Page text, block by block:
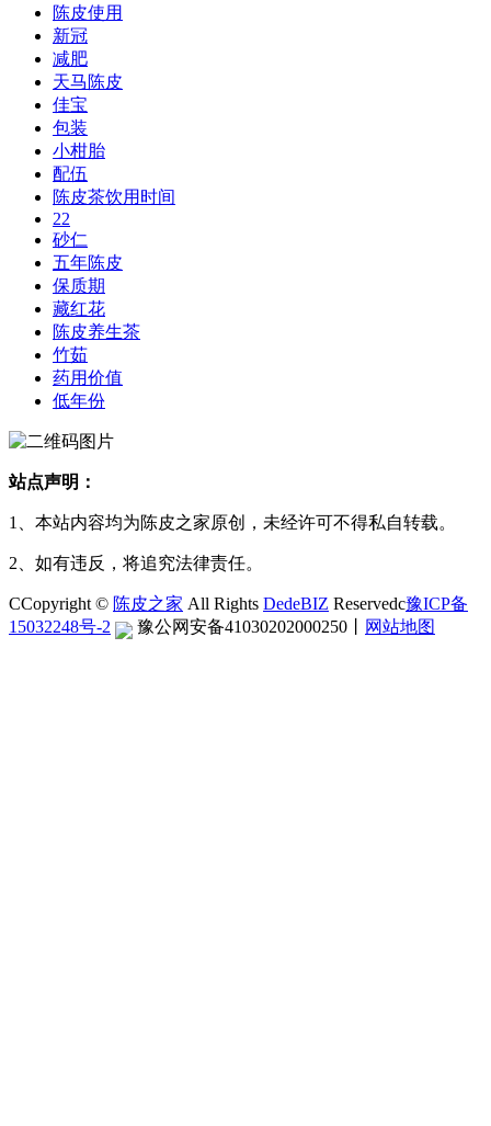
陈皮使用
新冠
减肥
天马陈皮
佳宝
包装
小柑胎
配伍
陈皮茶饮用时间
22
砂仁
五年陈皮
保质期
藏红花
陈皮养生茶
竹茹
药用价值
低年份
站点声明：
1、本站内容均为陈皮之家原创，未经许可不得私自转载。
2、如有违反，将追究法律责任。
CCopyright © 陈皮之家 All Rights DedeBIZ Reservedc豫ICP备
15032248号-2
豫公网安备41030202000250 网站地图